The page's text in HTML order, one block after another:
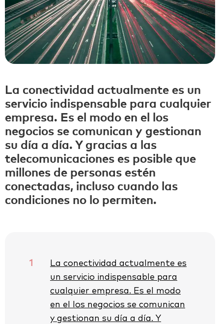
La conectividad actualmente es un
servicio indispensable para cualquier
empresa. Es el modo en el los
negocios se comunican y gestionan
su día a día. Y gracias a las
telecomunicaciones es posible que
millones de personas estén
conectadas, incluso cuando las
condiciones no lo permiten.
1
La conectividad actualmente es
un servicio indispensable para
cualquier empresa. Es el modo
en el los negocios se comunican
y gestionan su día a día. Y